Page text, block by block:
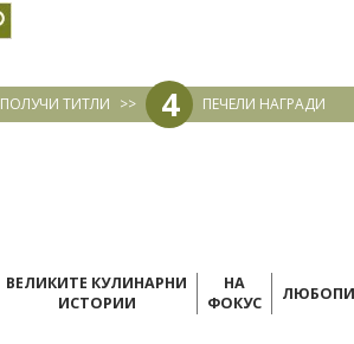
ПОЛУЧИ ТИТЛИ >> 4 ПЕЧЕЛИ НАГРАДИ
ВЕЛИКИТЕ КУЛИНАРНИ
ИСТОРИИ
НА
ФОКУС